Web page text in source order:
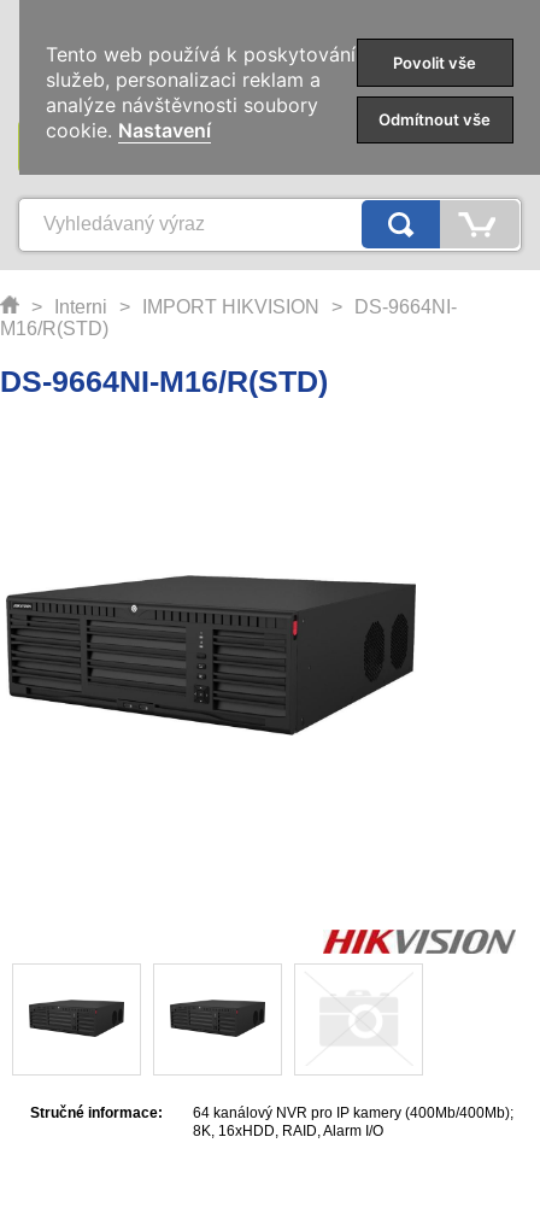
KATEGORIE
> Interni > IMPORT HIKVISION >
DS-9664NI-
M16/R(STD)
DS-9664NI-M16/R(STD)
Stručné informace:
64 kanálový NVR pro IP kamery (400Mb/400Mb);
8K, 16xHDD, RAID, Alarm I/O
Tento web používá k poskytování
služeb, personalizaci reklam a
analýze návštěvnosti soubory
cookie. Nastavení
Povolit vše
Odmítnout vše